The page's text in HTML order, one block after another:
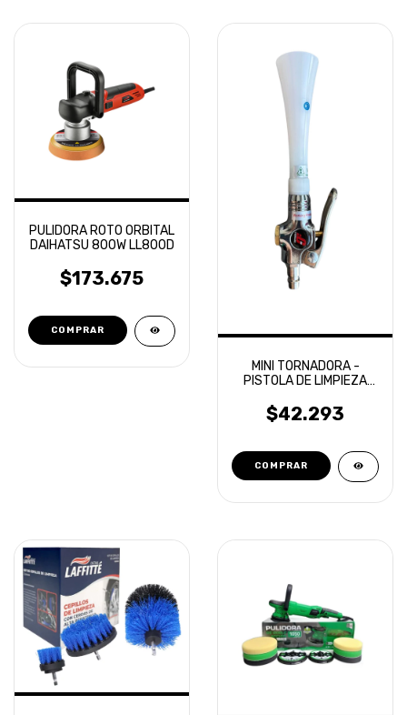
PULIDORA ROTO ORBITAL
DAIHATSU 800W LL800D
$173.675
MINI TORNADORA -
PISTOLA DE LIMPIEZA
$42.293